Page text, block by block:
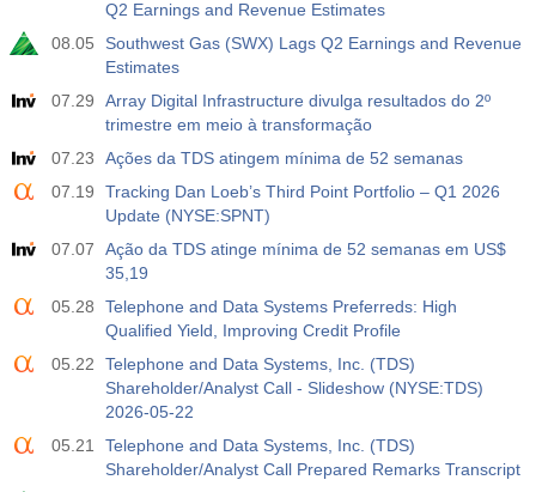
Q2 Earnings and Revenue Estimates
08.05
Southwest Gas (SWX) Lags Q2 Earnings and Revenue
Estimates
07.29
Array Digital Infrastructure divulga resultados do 2º
trimestre em meio à transformação
07.23
Ações da TDS atingem mínima de 52 semanas
07.19
Tracking Dan Loeb’s Third Point Portfolio – Q1 2026
Update (NYSE:SPNT)
07.07
Ação da TDS atinge mínima de 52 semanas em US$
35,19
05.28
Telephone and Data Systems Preferreds: High
Qualified Yield, Improving Credit Profile
05.22
Telephone and Data Systems, Inc. (TDS)
Shareholder/Analyst Call - Slideshow (NYSE:TDS)
2026-05-22
05.21
Telephone and Data Systems, Inc. (TDS)
Shareholder/Analyst Call Prepared Remarks Transcript